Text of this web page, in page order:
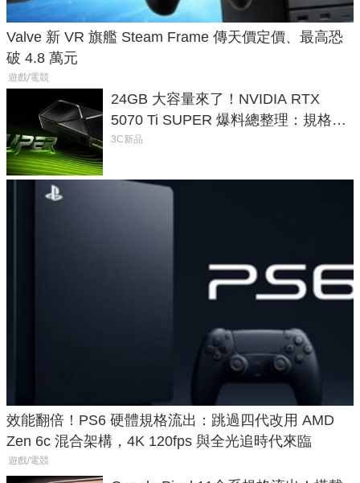
Valve 新 VR 旗艦 Steam Frame 傳天價定價、最高恐
破 4.8 萬元
遊戲/電競
24GB 大容量來了！NVIDIA RTX
5070 Ti SUPER 爆料總整理：規格、
功耗、上市時間
3C新品
效能翻倍！PS6 硬體規格流出：跳過四代改用 AMD
Zen 6c 混合架構，4K 120fps 與全光追時代來臨
遊戲/電競